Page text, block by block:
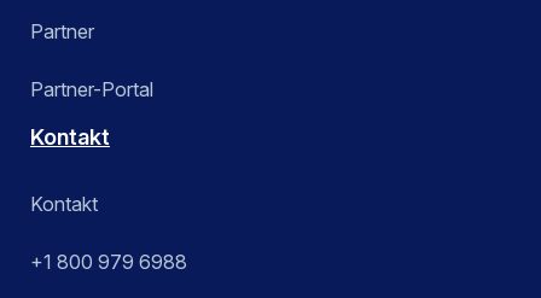
Partner
Partner-Portal
Kontakt
Kontakt
+1 800 979 6988